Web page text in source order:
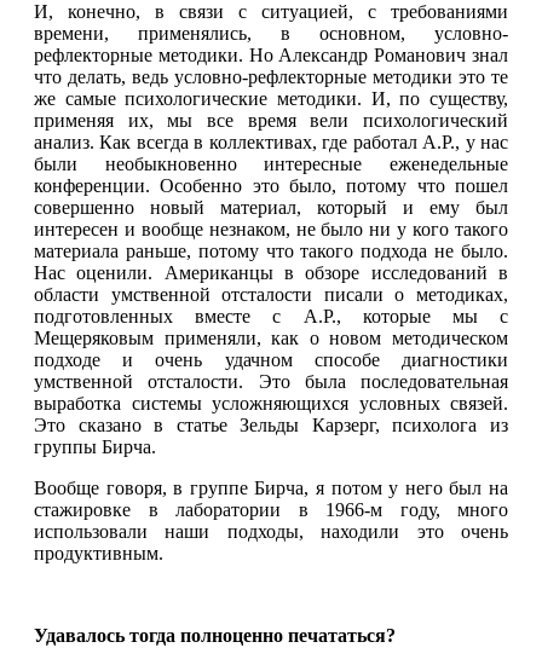
И, конечно, в связи с ситуацией, с требованиями
времени, применялись, в основном, условно-
рефлекторные методики. Но Александр Романович знал
что делать, ведь условно-рефлекторные методики это те
же самые психологические методики. И, по существу,
применяя их, мы все время вели психологический
анализ. Как всегда в коллективах, где работал А.Р., у нас
были необыкновенно интересные еженедельные
конференции. Особенно это было, потому что пошел
совершенно новый материал, который и ему был
интересен и вообще незнаком, не было ни у кого такого
материала раньше, потому что такого подхода не было.
Нас оценили. Американцы в обзоре исследований в
области умственной отсталости писали о методиках,
подготовленных вместе с А.Р., которые мы с
Мещеряковым применяли, как о новом методическом
подходе и очень удачном способе диагностики
умственной отсталости. Это была последовательная
выработка системы усложняющихся условных связей.
Это сказано в статье Зельды Карзерг, психолога из
группы Бирча.
Вообще говоря, в группе Бирча, я потом у него был на
стажировке в лаборатории в 1966-м году, много
использовали наши подходы, находили это очень
продуктивным.
Удавалось тогда полноценно печататься?